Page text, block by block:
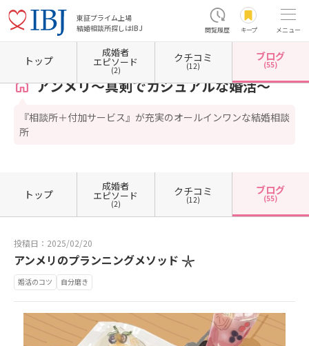
東証プライム上場
結婚相談所探しはIBJ
閲覧履歴 キープ メニュー
ホーム 佐賀県の結婚相談所 佐賀県佐賀市 アンメリ～真剣でカジュアルな婚活～
アンメリ～真剣でカジュアルな婚活～
『相談所＋付加サービス』が充実のオールインワンな結婚相談
所
トップ
成婚者
エピソード
(2)
クチコミ
(12)
ブログ
(55)
トップ
成婚者
エピソード
(2)
クチコミ
(12)
ブログ
(55)
投稿日：2025/02/20
アンメリのプランニングメソッド 𓇼
婚活のコツ 自分磨き